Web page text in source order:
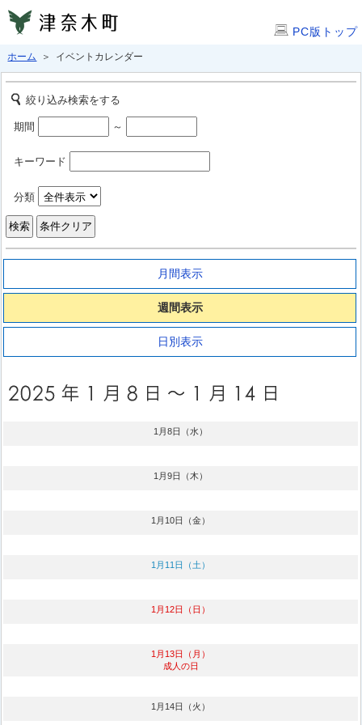
PC版トップ
ホーム ＞ イベントカレンダー
絞り込み検索をする
期間 ～
キーワード
分類
月間表示
週間表示
日別表示
1月8日（水）
1月9日（木）
1月10日（金）
1月11日（土）
1月12日（日）
1月13日（月）
成人の日
1月14日（火）